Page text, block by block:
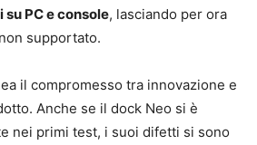
PC e console, lasciando per ora
supportato.
il compromesso tra innovazione e
Anche se il dock Neo si è
nei primi test, i suoi difetti si sono